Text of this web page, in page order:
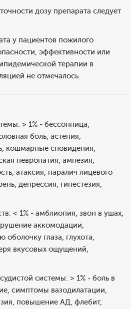
дозу препарата следует
у пациентов пожилого
эффективности или
терапии в
не отмечалось.
> 1% - бессонница,
боль, астения,
кошмарные сновидения,
невропатия, амнезия,
атаксия, паралич лицевого
депрессия, гипестезия,
< 1% - амблиопия, звон в ушах,
аккомодации,
оболочку глаза, глухота,
вкусовых ощущений,
системы: > 1% - боль в
симптомы вазодилатации,
повышение АД, флебит,